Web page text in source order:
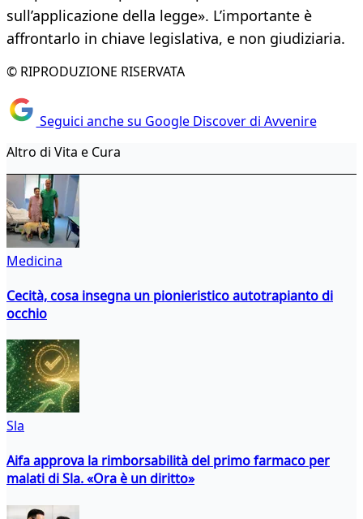
sull’applicazione della legge». L’importante è
affrontarlo in chiave legislativa, e non giudiziaria.
© RIPRODUZIONE RISERVATA
Seguici anche su Google Discover di Avvenire
Altro di Vita e Cura
Medicina
Cecità, cosa insegna un pionieristico autotrapianto di
occhio
Sla
Aifa approva la rimborsabilità del primo farmaco per
malati di Sla. «Ora è un diritto»